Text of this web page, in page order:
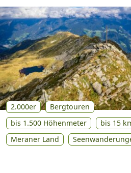
2.000er
Bergtouren
bis 1.500 Höhenmeter
bis 15
Meraner Land